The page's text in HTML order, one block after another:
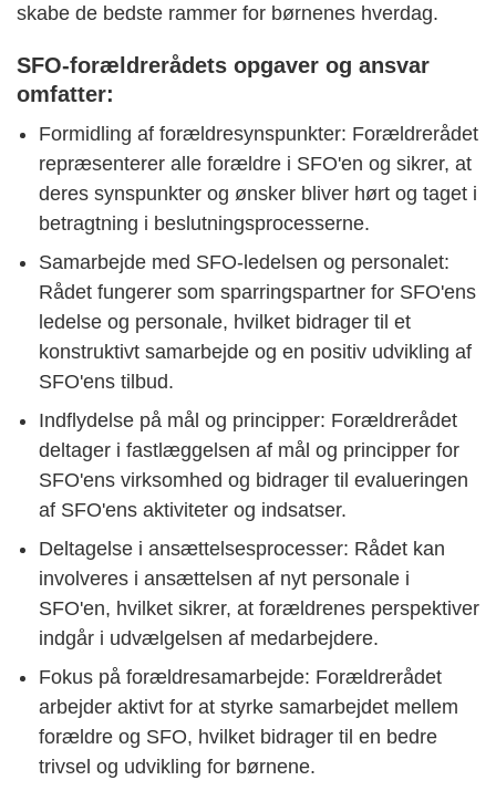
skabe de bedste rammer for børnenes hverdag.
SFO-forældrerådets opgaver og ansvar
omfatter:
Formidling af forældresynspunkter: Forældrerådet
repræsenterer alle forældre i SFO'en og sikrer, at
deres synspunkter og ønsker bliver hørt og taget i
betragtning i beslutningsprocesserne.
Samarbejde med SFO-ledelsen og personalet:
Rådet fungerer som sparringspartner for SFO'ens
ledelse og personale, hvilket bidrager til et
konstruktivt samarbejde og en positiv udvikling af
SFO'ens tilbud.
Indflydelse på mål og principper: Forældrerådet
deltager i fastlæggelsen af mål og principper for
SFO'ens virksomhed og bidrager til evalueringen
af SFO'ens aktiviteter og indsatser.
Deltagelse i ansættelsesprocesser: Rådet kan
involveres i ansættelsen af nyt personale i
SFO'en, hvilket sikrer, at forældrenes perspektiver
indgår i udvælgelsen af medarbejdere.
Fokus på forældresamarbejde: Forældrerådet
arbejder aktivt for at styrke samarbejdet mellem
forældre og SFO, hvilket bidrager til en bedre
trivsel og udvikling for børnene.